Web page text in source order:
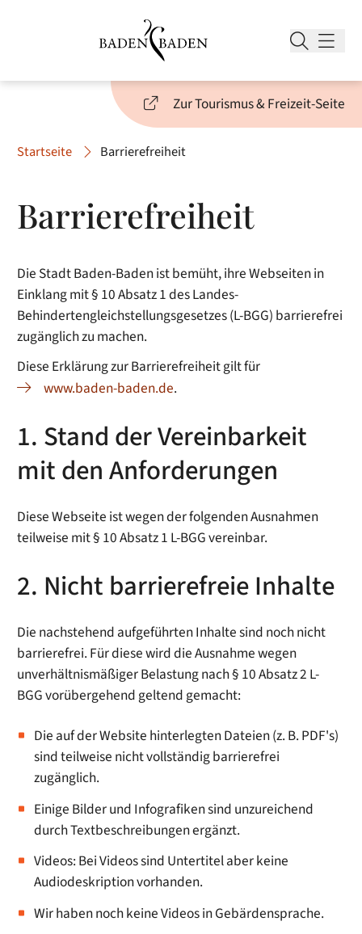
Zur Tourismus & Freizeit-Seite
Startseite Barrierefreiheit
Barrierefreiheit
Die Stadt Baden-Baden ist bemüht, ihre Webseiten in
Einklang mit § 10 Absatz 1 des Landes-
Behindertengleichstellungsgesetzes (L-BGG) barrierefrei
zugänglich zu machen.
Diese Erklärung zur Barrierefreiheit gilt für
www.baden-baden.de.
1. Stand der Vereinbarkeit
mit den Anforderungen
Diese Webseite ist wegen der folgenden Ausnahmen
teilweise mit § 10 Absatz 1 L-BGG vereinbar.
2. Nicht barrierefreie Inhalte
Die nachstehend aufgeführten Inhalte sind noch nicht
barrierefrei. Für diese wird die Ausnahme wegen
unverhältnismäßiger Belastung nach § 10 Absatz 2 L-
BGG vorübergehend geltend gemacht:
Die auf der Website hinterlegten Dateien (z. B. PDF's)
sind teilweise nicht vollständig barrierefrei
zugänglich.
Einige Bilder und Infografiken sind unzureichend
durch Textbeschreibungen ergänzt.
Videos: Bei Videos sind Untertitel aber keine
Audiodeskription vorhanden.
Wir haben noch keine Videos in Gebärdensprache.